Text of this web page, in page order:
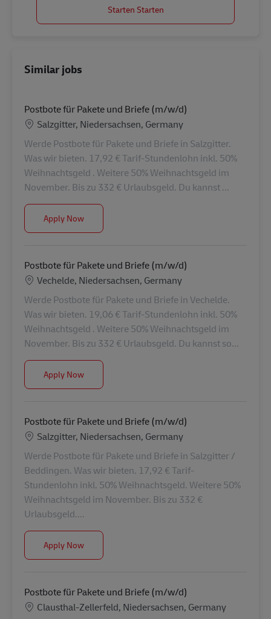
Starten Starten
Similar jobs
Postbote für Pakete und Briefe (m/w/d)
Location
Salzgitter, Niedersachsen, Germany
Werde Postbote für Pakete und Briefe in Salzgitter.
Was wir bieten. 17,92 € Tarif-Stundenlohn inkl. 50%
Weihnachtsgeld . Weitere 50% Weihnachtsgeld im
November. Bis zu 332 € Urlaubsgeld. Du kannst ...
Apply NowPostbote für Pakete und Briefe (m/w/d)
Postbote für Pakete und Briefe (m/w/d)
Location
Vechelde, Niedersachsen, Germany
Werde Postbote für Pakete und Briefe in Vechelde.
Was wir bieten. 19,06 € Tarif-Stundenlohn inkl. 50%
Weihnachtsgeld . Weitere 50% Weihnachtsgeld im
November. Bis zu 332 € Urlaubsgeld. Du kannst so...
Apply NowPostbote für Pakete und Briefe (m/w/d)
Postbote für Pakete und Briefe (m/w/d)
Location
Salzgitter, Niedersachsen, Germany
Werde Postbote für Pakete und Briefe in Salzgitter /
Beddingen. Was wir bieten. 17,92 € Tarif-
Stundenlohn inkl. 50% Weihnachtsgeld. Weitere 50%
Weihnachtsgeld im November. Bis zu 332 €
Urlaubsgeld....
Apply NowPostbote für Pakete und Briefe (m/w/d)
Postbote für Pakete und Briefe (m/w/d)
Location
Clausthal-Zellerfeld, Niedersachsen, Germany